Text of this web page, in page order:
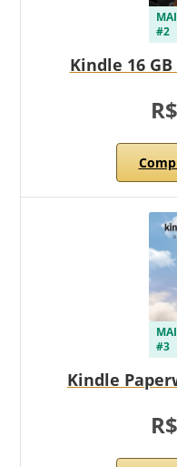
#2
Kindle 16
#3
Kindle